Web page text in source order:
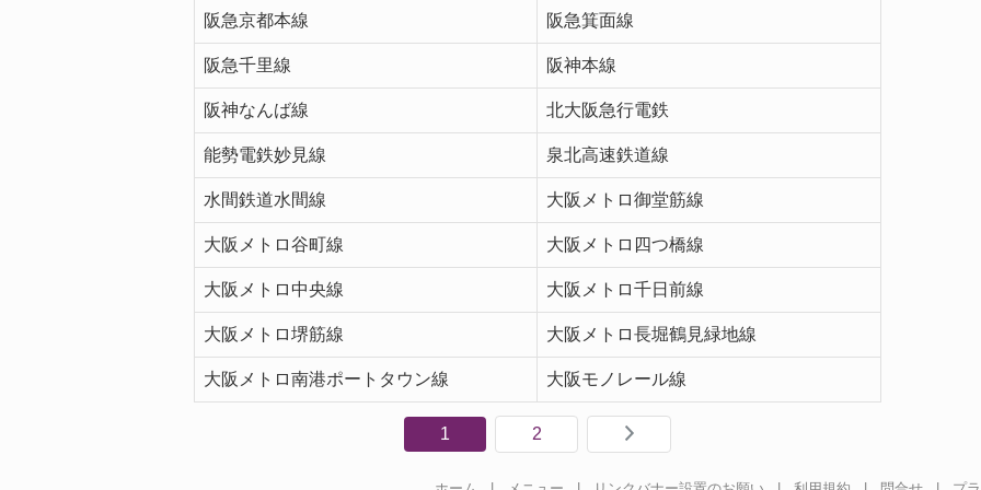
阪急京都本線 阪急箕面線
阪急千里線 阪神本線
阪神なんば線 北大阪急行電鉄
能勢電鉄妙見線 泉北高速鉄道線
水間鉄道水間線 大阪メトロ御堂筋線
大阪メトロ谷町線 大阪メトロ四つ橋線
大阪メトロ中央線 大阪メトロ千日前線
大阪メトロ堺筋線 大阪メトロ長堀鶴見緑地線
大阪メトロ南港ポートタウン線 大阪モノレール線
1 2